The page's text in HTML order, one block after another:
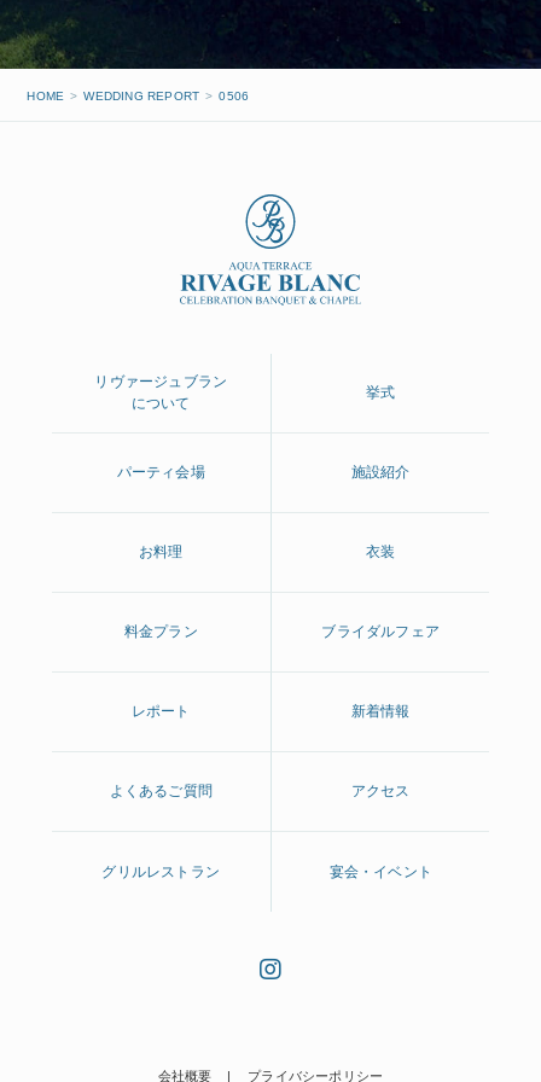
HOME WEDDING REPORT 0506
リヴァージュブラン
について
挙式
パーティ会場 施設紹介
お料理 衣装
料金プラン ブライダルフェア
レポート 新着情報
よくあるご質問 アクセス
グリルレストラン 宴会・イベント
会社概要 プライバシーポリシー